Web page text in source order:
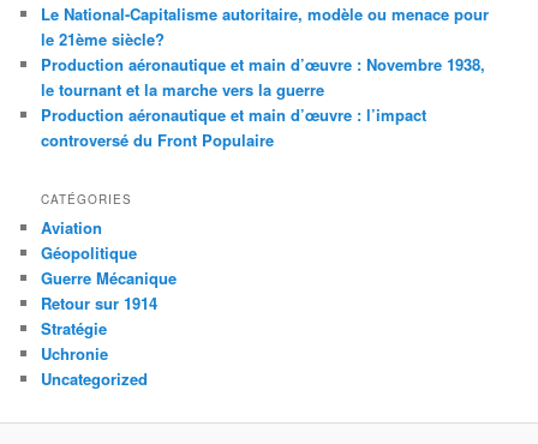
Le National-Capitalisme autoritaire, modèle ou menace pour
le 21ème siècle?
Production aéronautique et main d’œuvre : Novembre 1938,
le tournant et la marche vers la guerre
Production aéronautique et main d’œuvre : l’impact
controversé du Front Populaire
CATÉGORIES
Aviation
Géopolitique
Guerre Mécanique
Retour sur 1914
Stratégie
Uchronie
Uncategorized